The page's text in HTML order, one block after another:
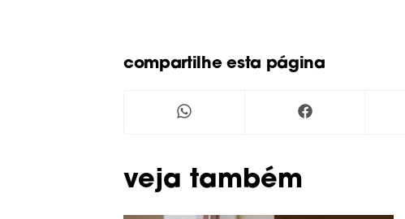
compartilhe esta página
Veja também